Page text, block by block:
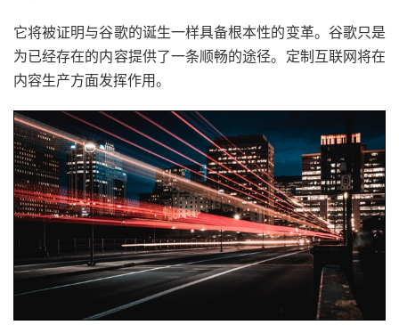
它将被证明与谷歌的诞生一样具备根本性的变革。谷歌只是
为已经存在的内容提供了一条顺畅的途径。定制互联网将在
内容生产方面发挥作用。